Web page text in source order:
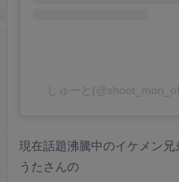
しゅーと
現在話題沸騰中のイケメン
うたさんの